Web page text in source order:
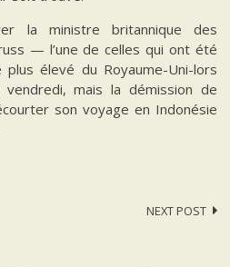
la ministre britannique des
— l’une de celles qui ont été
élevé du Royaume-Uni-lors
mais la démission de
son voyage en Indonésie
NEXT POST